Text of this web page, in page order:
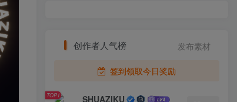
创作者人气榜 发布素材
签到领取今日奖励
TOP1 SHUAZIKU